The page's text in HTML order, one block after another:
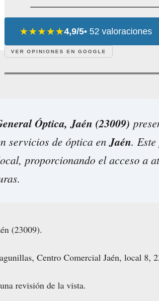
★★★★★4,9/5• 52 valoraciones
VER OPINIONES EN GOOGLE
Óptica, Jaén (23009)
servicios de óptica enJaén.
proporcionando el acceso a
(23009).
Centro Comercial Jaén, local 8,
revisión de la vista.